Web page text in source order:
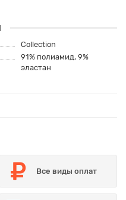
Сollection
91% полиамид, 9%
эластан
Все виды оплат